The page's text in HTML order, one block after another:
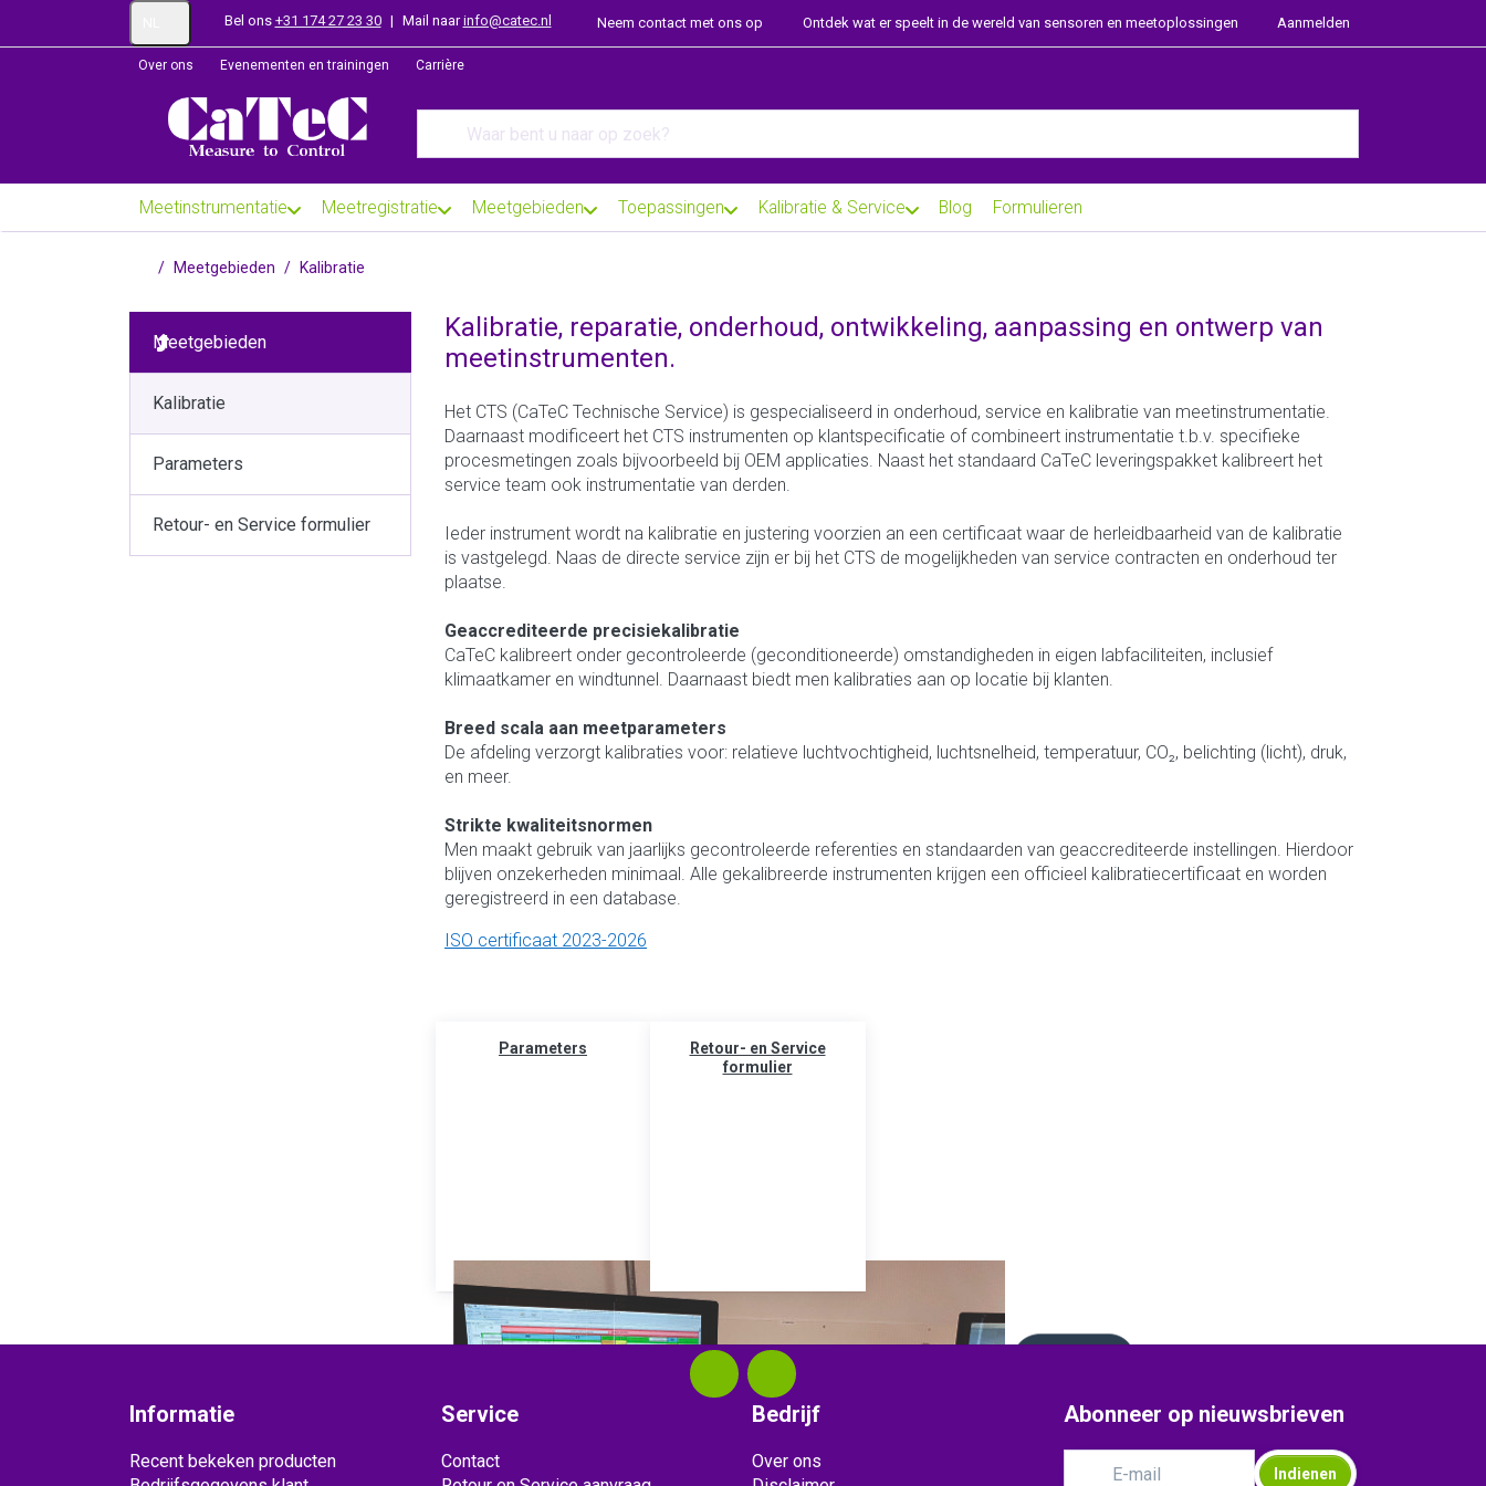
Bel ons +31 174 27 23 30 | Mail naarinfo@catec.nl Neem contact met ons op Ontdek wat er speelt in de wereld van sensoren en meetoplossingen Aanmelden
Over ons Evenementen en trainingen Carrière
Meetinstrumentatie Meetregistratie Meetgebieden Toepassingen Kalibratie & Service Blog Formulieren
Startpagina
Meetgebieden Kalibratie
Meetgebieden
Kalibratie
Parameters
Retour- en Service formulier
Kalibratie, reparatie, onderhoud, ontwikkeling, aanpassing en ontwerp van
meetinstrumenten.
Het CTS (CaTeC Technische Service) is gespecialiseerd in onderhoud, service en kalibratie van meetinstrumentatie.
Daarnaast modificeert het CTS instrumenten op klantspecificatie of combineert instrumentatie t.b.v. specifieke
procesmetingen zoals bijvoorbeeld bij OEM applicaties. Naast het standaard CaTeC leveringspakket kalibreert het
service team ook instrumentatie van derden.
Ieder instrument wordt na kalibratie en justering voorzien an een certificaat waar de herleidbaarheid van de kalibratie
is vastgelegd. Naas de directe service zijn er bij het CTS de mogelijkheden van service contracten en onderhoud ter
plaatse.
Geaccrediteerde precisiekalibratie
CaTeC kalibreert onder gecontroleerde (geconditioneerde) omstandigheden in eigen labfaciliteiten, inclusief
klimaatkamer en windtunnel. Daarnaast biedt men kalibraties aan op locatie bij klanten.
Breed scala aan meetparameters
De afdeling verzorgt kalibraties voor: relatieve luchtvochtigheid, luchtsnelheid, temperatuur, CO₂, belichting (licht), druk,
en meer.
Strikte kwaliteitsnormen
Men maakt gebruik van jaarlijks gecontroleerde referenties en standaarden van geaccrediteerde instellingen. Hierdoor
blijven onzekerheden minimaal. Alle gekalibreerde instrumenten krijgen een officieel kalibratiecertificaat en worden
geregistreerd in een database.
ISO certificaat 2023-2026
Parameters
Retour- en Service
formulier
Informatie
Recent bekeken producten
Service
Contact
Bedrijf
Over ons
Abonneer op nieuwsbrieven
Indienen